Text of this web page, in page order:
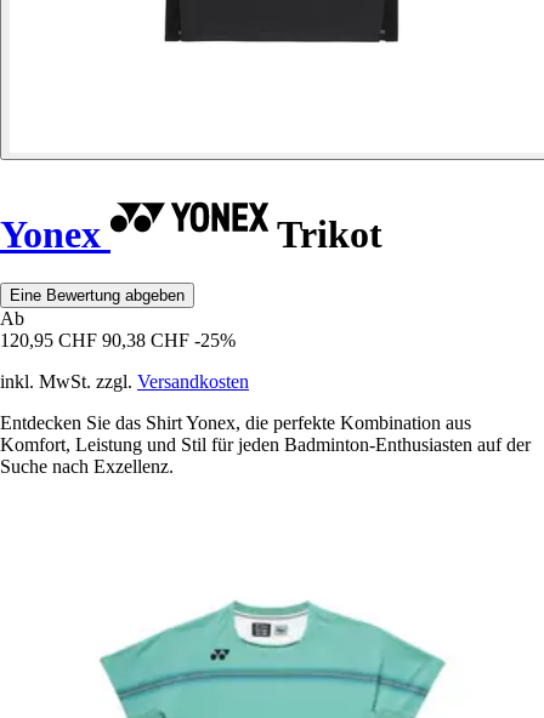
Yonex Trikot
Eine Bewertung abgeben
Ab
120,95 CHF 90,38 CHF -25%
inkl. MwSt. zzgl. Versandkosten
Entdecken Sie das Shirt Yonex, die perfekte Kombination aus
Komfort, Leistung und Stil für jeden Badminton-Enthusiasten auf der
Suche nach Exzellenz.